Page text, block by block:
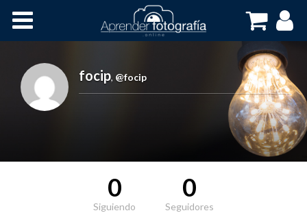
Cursos OnLine
focip, @focip
0
Siguiendo
0
Seguidores